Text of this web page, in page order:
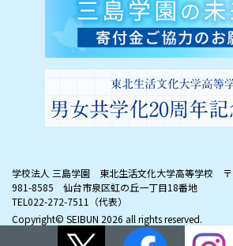
学校法人 三島学園 東北生活文化大学高等学校
〒
981-8585 仙台市泉区虹の丘一丁目18番地
TEL022-272-7511（代表）
Copyright© SEIBUN 2026 all rights reserved.